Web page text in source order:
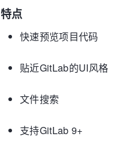
特点
快速预览项目代码
贴近GitLab的UI风格
文件搜索
支持GitLab 9+